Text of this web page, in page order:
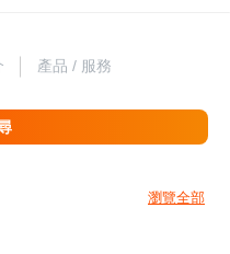
產品 / 服務
瀏覽全部